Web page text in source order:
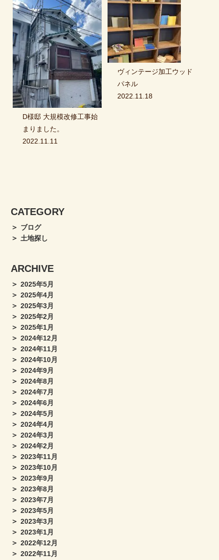
D様邸 大規模改修工事始
まりました。
2022.11.11
ヴィンテージ加工ウッド
パネル
2022.11.18
CATEGORY
ブログ
土地探し
ARCHIVE
2025年5月
2025年4月
2025年3月
2025年2月
2025年1月
2024年12月
2024年11月
2024年10月
2024年9月
2024年8月
2024年7月
2024年6月
2024年5月
2024年4月
2024年3月
2024年2月
2023年11月
2023年10月
2023年9月
2023年8月
2023年7月
2023年5月
2023年3月
2023年1月
2022年12月
2022年11月